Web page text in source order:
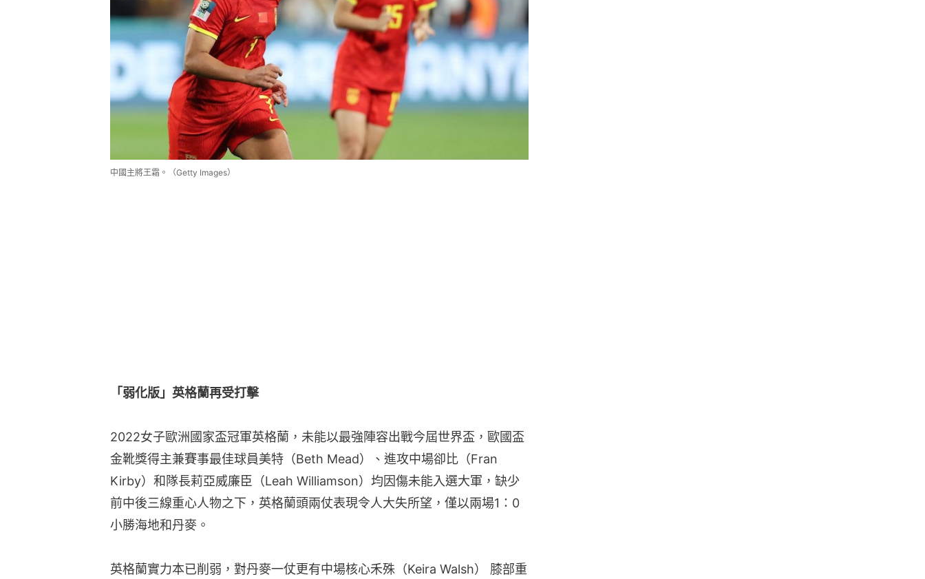
中國主將王霜。（Getty Images）
「弱化版」英格蘭再受打擊
2022女子歐洲國家盃冠軍英格蘭，未能以最強陣容出戰今屆世界盃，歐國盃
金靴獎得主兼賽事最佳球員美特（Beth Mead）、進攻中場卻比（Fran
Kirby）和隊長莉亞威廉臣（Leah Williamson）均因傷未能入選大軍，缺少
前中後三線重心人物之下，英格蘭頭兩仗表現令人大失所望，僅以兩場1：0
小勝海地和丹麥。
英格蘭實力本已削弱，對丹麥一仗更有中場核心禾殊（Keira Walsh） 膝部重